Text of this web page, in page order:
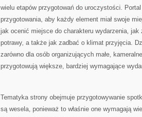
wielu etapów przygotowań do uroczystości.
przygotowania, aby każdy element miał swoje
jak ocenić miejsce do charakteru wydarzenia, jak
potrawy, a także jak zadbać o klimat przyjęcia.
zarówno dla osób organizujących małe,
przygotowują większe, bardziej wymagające
Tematyka strony obejmuje przygotowywanie
są wesela, ponieważ to właśnie one wymagają